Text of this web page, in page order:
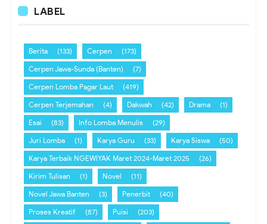
LABEL
Berita (133) Cerpen
(173)
Cerpen Jawa-Sunda (Banten)
(7)
Cerpen Lomba Pagar Laut
(419)
Cerpen Terjemahan
(4) Dakwah (42) Drama
(1)
Esai
(83) Info Lomba Menulis
(29)
Juri Lomba
(1) Karya Guru (33) Karya Siswa
(50)
Karya Terbaik NGEWIYAK Maret 2024-Maret 2025
(26)
Kirim Tulisan
(1) Novel
(11)
Novel Jawa Banten
(3) Penerbit
(40)
Proses Kreatif
(87) Puisi
(203)